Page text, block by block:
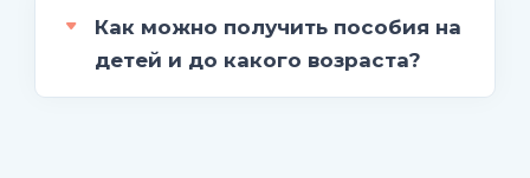
Как можно получить пособия на
детей и до какого возраста?